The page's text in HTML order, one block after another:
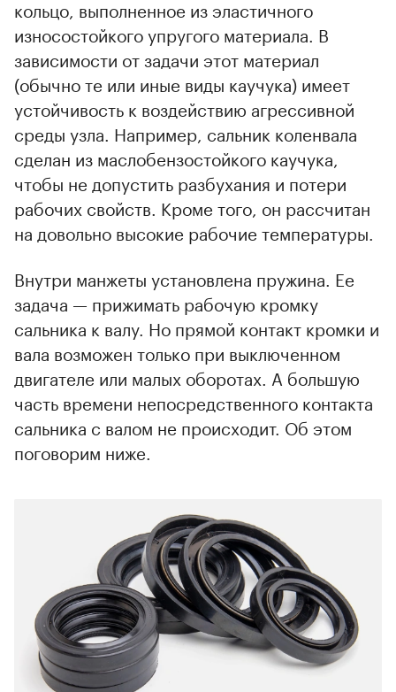
кольцо, выполненное из эластичного
износостойкого упругого материала. В
зависимости от задачи этот материал
(обычно те или иные виды каучука) имеет
устойчивость к воздействию агрессивной
среды узла. Например, сальник коленвала
сделан из маслобензостойкого каучука,
чтобы не допустить разбухания и потери
рабочих свойств. Кроме того, он рассчитан
на довольно высокие рабочие температуры.
Внутри манжеты установлена пружина. Ее
задача — прижимать рабочую кромку
сальника к валу. Но прямой контакт кромки и
вала возможен только при выключенном
двигателе или малых оборотах. А большую
часть времени непосредственного контакта
сальника с валом не происходит. Об этом
поговорим ниже.